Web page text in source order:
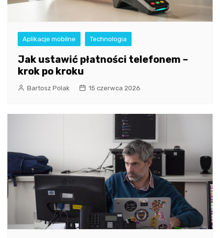
Aplikacje mobilne Technologia
Jak ustawić płatności telefonem –
krok po kroku
Bartosz Polak 15 czerwca 2026